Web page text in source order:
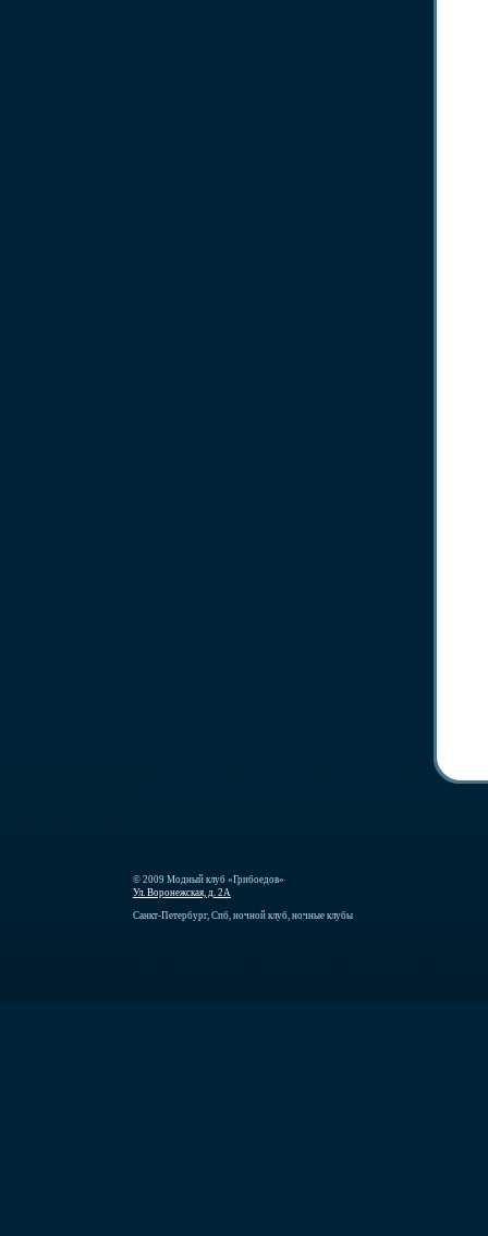
© 2009 Модный клуб «Грибоедов»
Ул. Воронежская, д. 2А
Санкт-Петербург, Спб, ночной клуб, ночные клубы